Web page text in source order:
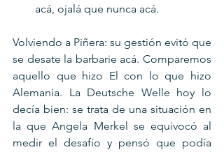
acá, ojalá que nunca acá.
Volviendo a Piñera: su gestión evitó que
se desate la barbarie acá. Comparemos
aquello que hizo El con lo que hizo
Alemania. La Deutsche Welle hoy lo
decía bien: se trata de una situación en
la que Angela Merkel se equivocó al
medir el desafío y pensó que podía